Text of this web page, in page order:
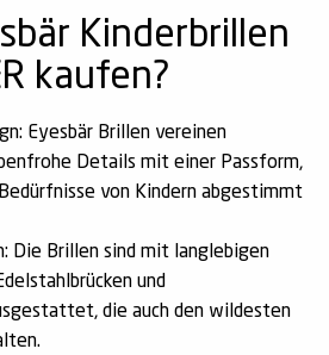
Kinderbrillen
kaufen?
Eyesbär Brillen vereinen
Details mit einer Passform,
von Kindern abgestimmt
Die Brillen sind mit langlebigen
und
die auch den wildesten